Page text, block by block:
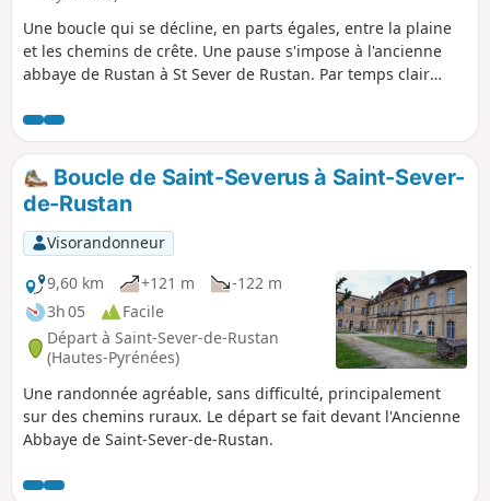
Une boucle qui se décline, en parts égales, entre la plaine
et les chemins de crête. Une pause s'impose à l'ancienne
abbaye de Rustan à St Sever de Rustan. Par temps clair
pyrénéenne.
Boucle de Saint-Severus à Saint-Sever-
de-Rustan
Visorandonneur
9,60 km
+121 m
-122 m
3h 05
Facile
Départ à Saint-Sever-de-Rustan
(Hautes-Pyrénées)
Une randonnée agréable, sans difficulté, principalement
sur des chemins ruraux. Le départ se fait devant l'Ancienne
Abbaye de Saint-Sever-de-Rustan.